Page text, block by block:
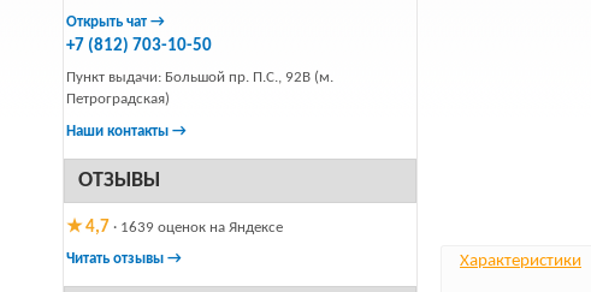
Открыть чат →
+7 (812) 703-10-50
Пункт выдачи: Большой пр. П.С., 92В (м.
Петроградская)
Наши контакты →
ОТЗЫВЫ
★ 4,7 · 1639 оценок на Яндексе
Читать отзывы →
Характеристики